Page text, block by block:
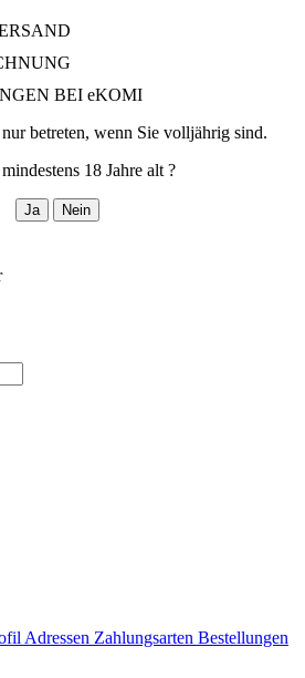
BEI eKOMI
betreten, wenn Sie volljährig sind.
18 Jahre alt ?
Ja Nein
Adressen Zahlungsarten Bestellungen